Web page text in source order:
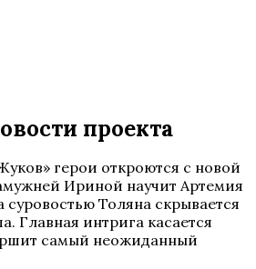
проекта
герои откроются с новой
Ириной научит Артемия
суровостью Толяна скрывается
Главная интрига касается
самый неожиданный